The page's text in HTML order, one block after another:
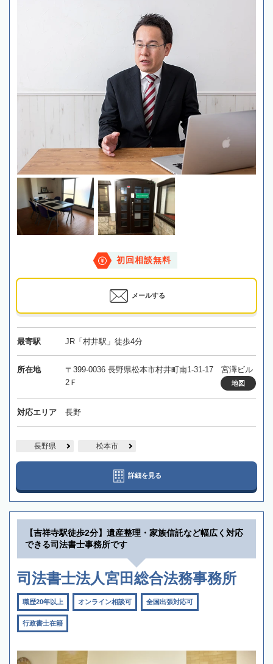
初回相談無料
メールする
最寄駅 JR「村井駅」徒歩4分
所在地
〒399-0036 長野県松本市村井町南1-31-17 宮澤ビル
2Ｆ
地図
対応エリア 長野
長野県 松本市
詳細を見る
【吉祥寺駅徒歩2分】遺産整理・家族信託など幅広く対応
できる司法書士事務所です
司法書士法人宮田総合法務事務所
職歴20年以上 オンライン相談可 全国出張対応可
行政書士在籍